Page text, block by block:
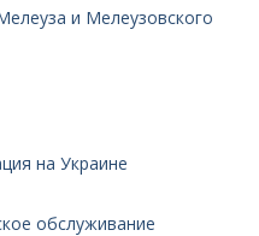
и Мелеузовского
на Украине
обслуживание